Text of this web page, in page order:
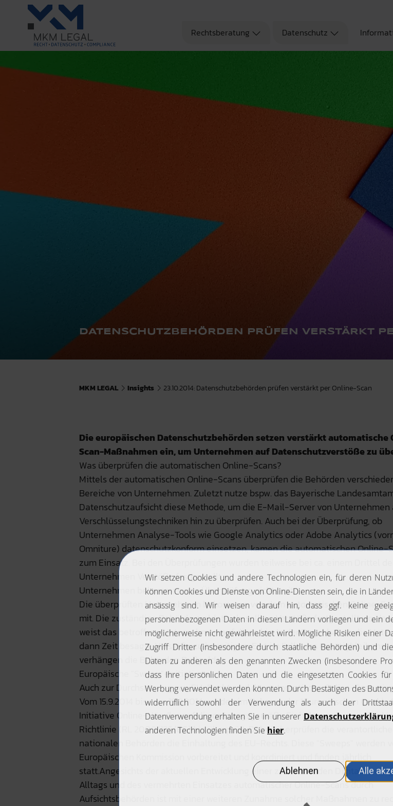
Rechtsberatung Datenschutz
DATENSCHUTZBEHÖRDEN PRÜFEN VERSTÄRKT
MKM LEGAL Insights 23.10.2014: Datenschutzbehörden prüfen verstärkt per Online-Scan
Die europäischen Datenschutzbehörden setzen verstärkt automatische
Scan-Maßnahmen ein, um Unternehmen auf Datenschutzverstöße zu
Was überprüfen die automatischen Online-Scans?
Mittels der automatischen Online-Scans überprüfen die Behörden
Bereiche von Unternehmen. Zuletzt nutze bspw. das Bayerische
Datenschutzaufsicht diese Methode, um die E-Mail-Server von Unternehmen
Verschlüsselungstechniken hin zu überprüfen. Auch bei der Überprüfung, ob
Unternehmen Analyse-Tools wie Google Analytics oder Adobe Analytics
Omniture) datenschutzkonform einsetzen, kamen die automatischen Online-
zum Einsatz. Bei den Überprüfungen wurden teilweise bei ca. einem Drittel der
Unternehmen Verstöße festgestellt.
Unternehmen bekommen von Überprüfung nichts mit
Die überprüften Unternehmen bekommen von dem automatischen Online-
mit. Die zuständige Behörde meldet sich, sollten Verstöße festgestellt
weist das betroffene Unternehmen auf diese hin. In der Regel haben die
dann Zeit besagte Verstöße zu beseitigen. Erst im Falle des Untätigbleibens
verhängen die Behörden Bußgelder.
Europäische "Sweep"-Initiativen
Auch zur Durchsetzung von EU-Recht wird der automatische Online-Scan
Vom 15.9.2014 bis zum 19.9.2014 wurden im Rahmen der "Europäischen
Initiative Online-Händler auf die ordnungsgemäße Einhaltung der sog.
Richtlinie (RL 2009/136/EG) hin überprüft. Dabei überprüfen die verantortlichen
nationalen Behörden die Einhaltung des EU-Rechts. Diese "Sweeps" werden
Europäischen Kommission vorbereitet und koordiniert und finden jährlich
statt.Angesichts der aktuellen Entwicklung einer zunehmenden
Alltags und des vermehrten Einsatzes automatischer Online-Scans durch
Aufsichtsbehörden ist mit einer weiteren Zunahme solcher Maßnahmen zu